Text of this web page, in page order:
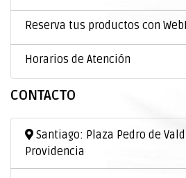
Reserva tus productos con
Horarios de Atención
CONTACTO
Santiago: Plaza Pedro de
Providencia